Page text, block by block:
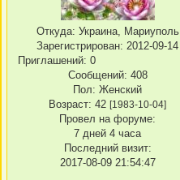
Откуда: Украина, Мариуполь
Зарегистрирован: 2012-09-14
Приглашений: 0
Сообщений: 408
Пол: Женский
Возраст: 42 [1983-10-04]
Провел на форуме:
7 дней 4 часа
Последний визит:
2017-08-09 21:54:47